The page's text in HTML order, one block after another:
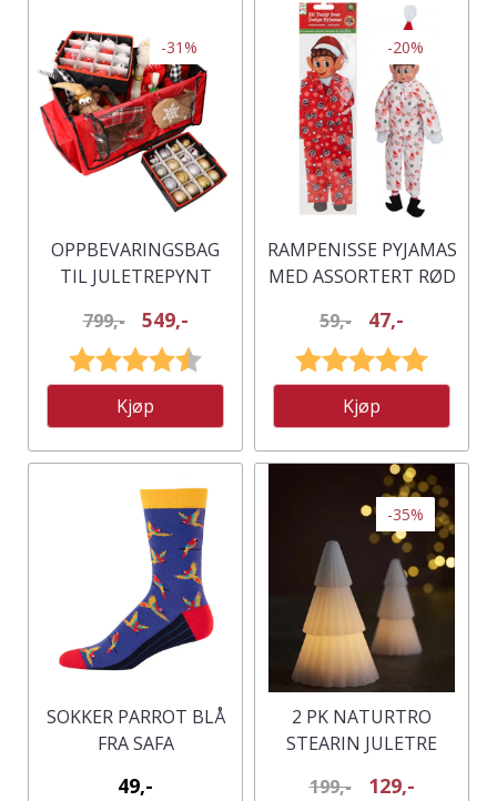
-31%
OPPBEVARINGSBAG
TIL JULETREPYNT
799,-
549,-
Karakter:
4.3 av 5 mulige
Kjøp
-20%
RAMPENISSE PYJAMAS
MED ASSORTERT RØD
59,- 47,-
Karakter:
Kjøp
SOKKER PARROT BLÅ
FRA SAFA
49,-
-35%
2 PK NATURTRO
STEARIN JULETRE
199,- 129,-